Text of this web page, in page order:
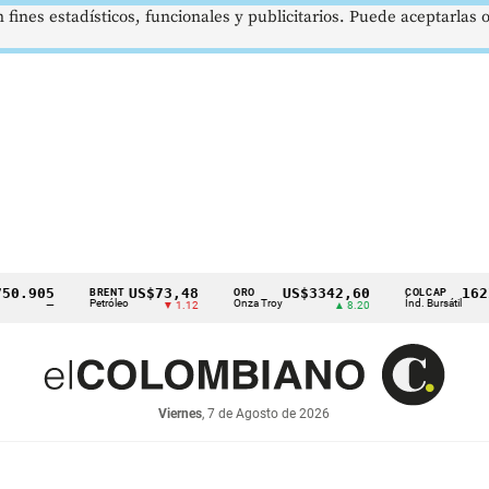
BRENT
Petróleo
US$73,48
▼ 1.12 Onza Troy
US$3342,60
▲ 8.20
COLCAP
Índ. Bursátil
Viernes, 7 de Agosto de 2026
estadísticos, funcionales y publicitarios. Puede aceptarlas